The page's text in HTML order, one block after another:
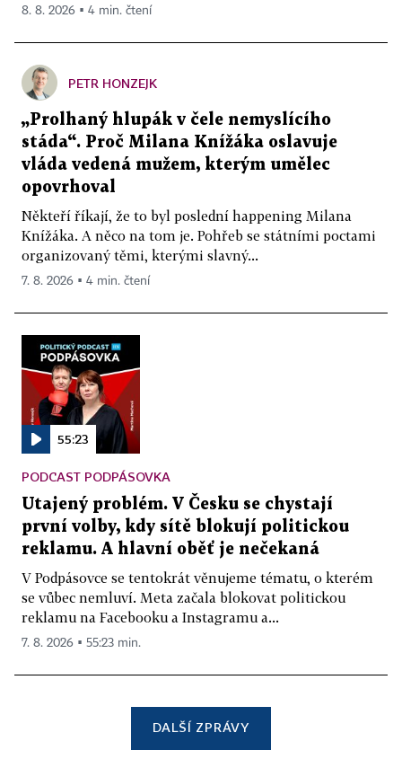
8. 8. 2026 ▪ 4 min. čtení
PETR HONZEJK
„Prolhaný hlupák v čele nemyslícího
stáda“. Proč Milana Knížáka oslavuje
vláda vedená mužem, kterým umělec
opovrhoval
Někteří říkají, že to byl poslední happening Milana
Knížáka. A něco na tom je. Pohřeb se státními poctami
organizovaný těmi, kterými slavný...
7. 8. 2026 ▪ 4 min. čtení
55:23
PODCAST PODPÁSOVKA
Utajený problém. V Česku se chystají
první volby, kdy sítě blokují politickou
reklamu. A hlavní oběť je nečekaná
V Podpásovce se tentokrát věnujeme tématu, o kterém
se vůbec nemluví. Meta začala blokovat politickou
reklamu na Facebooku a Instagramu a...
7. 8. 2026 ▪ 55:23 min.
DALŠÍ ZPRÁVY